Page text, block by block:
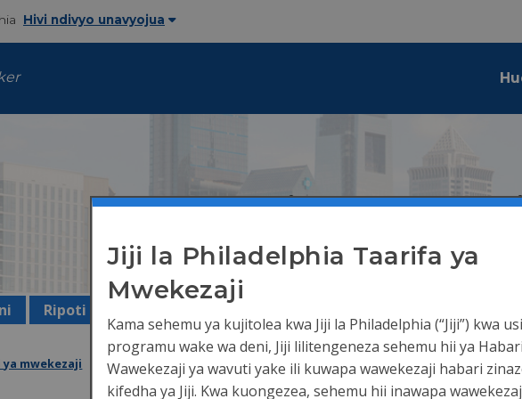
Hivi ndivyo unavyojua
Habari ya
Ripoti za kifedha Ukadiriaji wa dhamana
ya mwekezaji Ukadiriaji wa dhamana
Jiji la Philadelphia Taarifa ya
Mwekezaji
Kama sehemu ya kujitolea kwa Jiji la Philadelphia (“Jiji”) kwa
programu wake wa deni, Jiji lilitengeneza sehemu hii ya
Wawekezaji ya wavuti yake ili kuwapa wawekezaji habari
kifedha ya Jiji. Kwa kuongezea, sehemu hii inawapa